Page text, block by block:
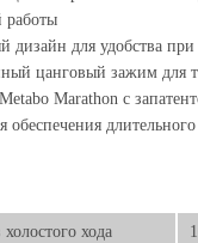
работы
дизайн для удобства при
цанговый зажим для
Marathon с
обеспечения
хода